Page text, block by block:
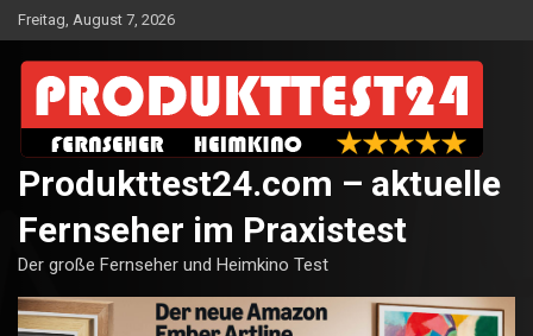
Skip
to
content
Freitag, August 7, 2026
Produkttest24.com – aktuelle
Fernseher im Praxistest
Der große Fernseher und Heimkino Test